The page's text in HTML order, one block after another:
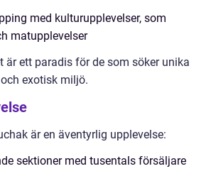
med kulturupplevelser, som
matupplevelser
är ett paradis för de som söker unika
exotisk miljö.
är en äventyrlig upplevelse:
sektioner med tusentals försäljare